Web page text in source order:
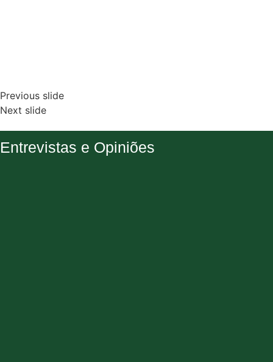
Previous slide
Next slide
Entrevistas e Opiniões